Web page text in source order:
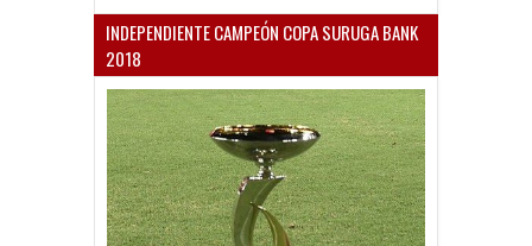
INDEPENDIENTE CAMPEÓN COPA SURUGA BANK
2018